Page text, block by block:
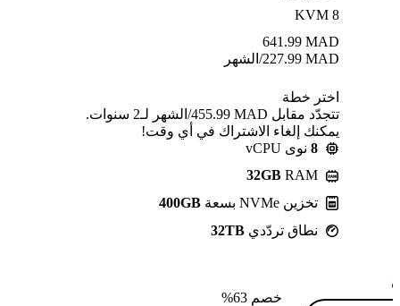
KVM 8
MAD
641.99
MAD
227.99/الشهر
اختر خطة
تتجدّد مقابل MAD ⁦455.99⁩/الشهر لـ2 سنوات.
يمكنك إلغاء الاشتراك في أي وقت!
8 نوى vCPU
32GB RAM
تخزين NVMe بسعة
400GB
نطاق تردّدي 32TB
خصم 63%